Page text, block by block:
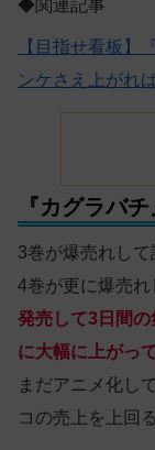
◆関連記事
【目指せ看板】
ンケさえ上がれ
『カグラバ
3巻が爆売れし
4巻が更に爆売れ
発売して3日間
に大幅に上がっ
まだアニメ化し
コの売上を上回